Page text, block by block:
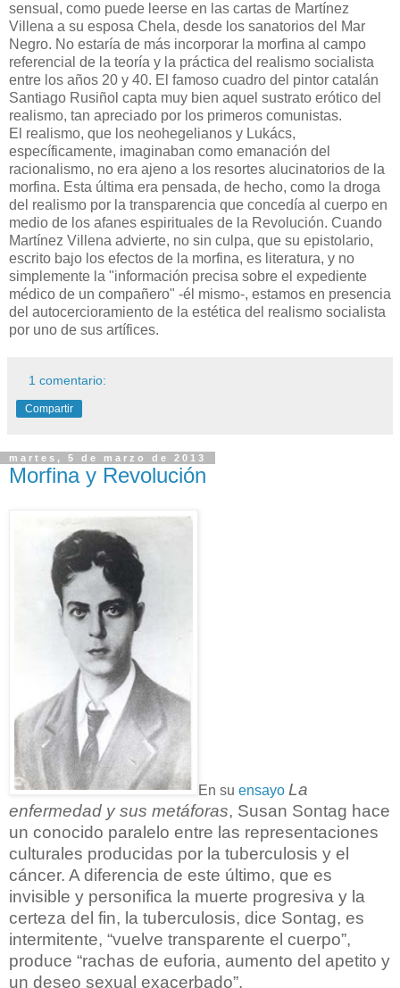
sensual, como puede leerse en las cartas de Martínez
Villena a su esposa Chela, desde los sanatorios del Mar
Negro. No estaría de más incorporar la morfina al campo
referencial de la teoría y la práctica del realismo socialista
entre los años 20 y 40. El famoso cuadro del pintor catalán
Santiago Rusiñol capta muy bien aquel sustrato erótico del
realismo, tan apreciado por los primeros comunistas.
El realismo, que los neohegelianos y Lukács,
específicamente, imaginaban como emanación del
racionalismo, no era ajeno a los resortes alucinatorios de la
morfina. Esta última era pensada, de hecho, como la droga
del realismo por la transparencia que concedía al cuerpo en
medio de los afanes espirituales de la Revolución. Cuando
Martínez Villena advierte, no sin culpa, que su epistolario,
escrito bajo los efectos de la morfina, es literatura, y no
simplemente la "información precisa sobre el expediente
médico de un compañero" -él mismo-, estamos en presencia
del autocercioramiento de la estética del realismo socialista
por uno de sus artífices.
1 comentario:
Compartir
martes, 5 de marzo de 2013
Morfina y Revolución
En su ensayo La
enfermedad y sus metáforas, Susan Sontag hace
un conocido paralelo entre las representaciones
culturales producidas por la tuberculosis y el
cáncer. A diferencia de este último, que es
invisible y personifica la muerte progresiva y la
certeza del fin, la tuberculosis, dice Sontag, es
intermitente, “vuelve transparente el cuerpo”,
produce “rachas de euforia, aumento del apetito y
un deseo sexual exacerbado”.